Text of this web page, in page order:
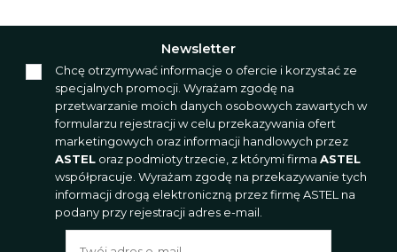
Newsletter
Chcę otrzymywać informacje o ofercie i korzystać ze
specjalnych promocji. Wyrażam zgodę na
przetwarzanie moich danych osobowych zawartych w
formularzu rejestracji w celu przekazywania ofert
marketingowych oraz informacji handlowych przez
ASTEL oraz podmioty trzecie, z którymi firma ASTEL
współpracuje. Wyrażam zgodę na przekazywanie tych
informacji drogą elektroniczną przez firmę ASTEL na
podany przy rejestracji adres e-mail.